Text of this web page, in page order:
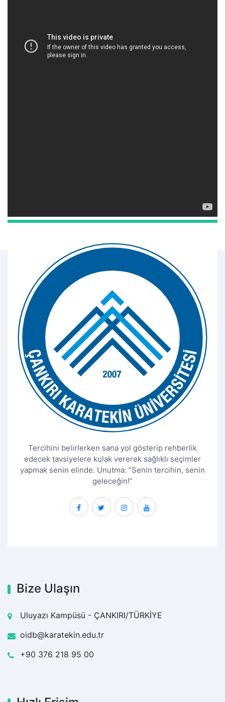
Tercihini belirlerken sana yol gösterip rehberlik
edecek tavsiyelere kulak vererek sağlıklı seçimler
yapmak senin elinde. Unutma: “Senin tercihin, senin
geleceğin!”
Bize Ulaşın
Uluyazı Kampüsü - ÇANKIRI/TÜRKİYE
oidb@karatekin.edu.tr
+90 376 218 95 00